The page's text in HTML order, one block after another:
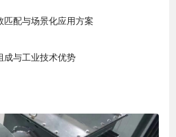
配与场景化应用方案
成与工业技术优势